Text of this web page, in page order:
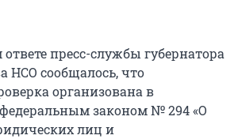
пресс-службы губернатора
НСО сообщалось, что
организована в
федеральным законом № 294 «О
лиц и